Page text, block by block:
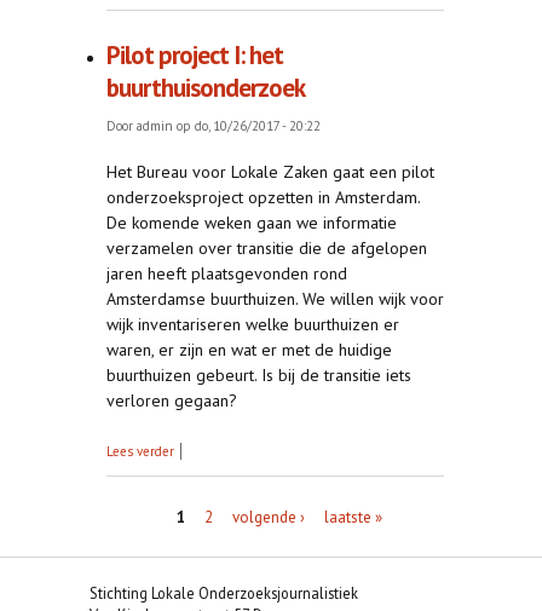
Pilot project I: het
buurthuisonderzoek
Door admin op do, 10/26/2017 - 20:22
Het Bureau voor Lokale Zaken gaat een pilot
onderzoeksproject opzetten in Amsterdam.
De komende weken gaan we informatie
verzamelen over transitie die de afgelopen
jaren heeft plaatsgevonden rond
Amsterdamse buurthuizen. We willen wijk voor
wijk inventariseren welke buurthuizen er
waren, er zijn en wat er met de huidige
buurthuizen gebeurt. Is bij de transitie iets
verloren gegaan?
Lees verder over Pilot project I: het buurthuisonderzoek
1 2 volgende › laatste »
Stichting Lokale Onderzoeksjournalistiek